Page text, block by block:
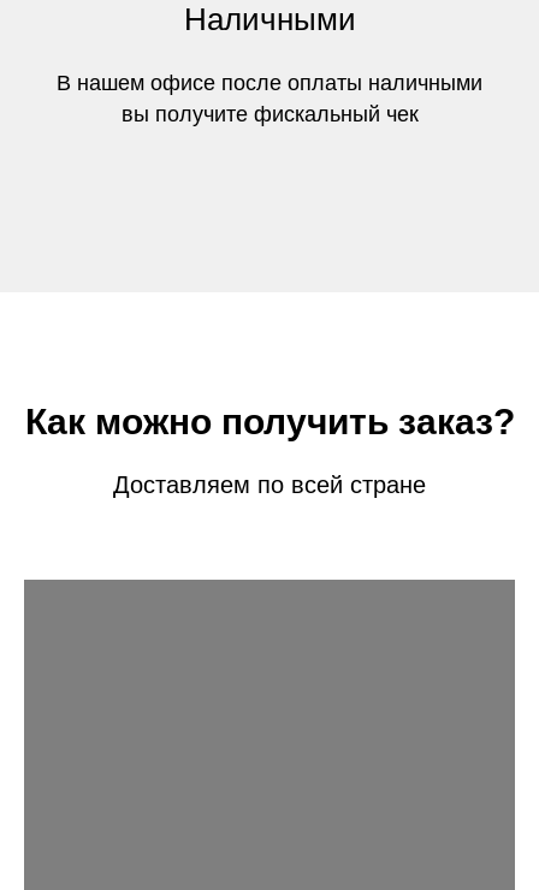
Наличными
В нашем офисе после оплаты наличными
вы получите фискальный чек
Как можно получить заказ?
Доставляем по всей стране